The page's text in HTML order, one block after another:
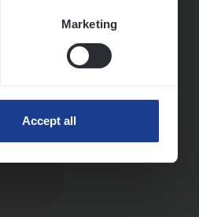
Marketing
Accept all